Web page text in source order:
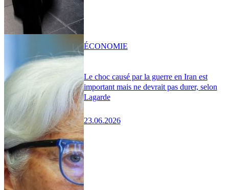
Le choc causé par la guerre en Iran est
important mais ne devrait pas durer, selon
Lagarde
23.06.2026
ÉCONOMIE